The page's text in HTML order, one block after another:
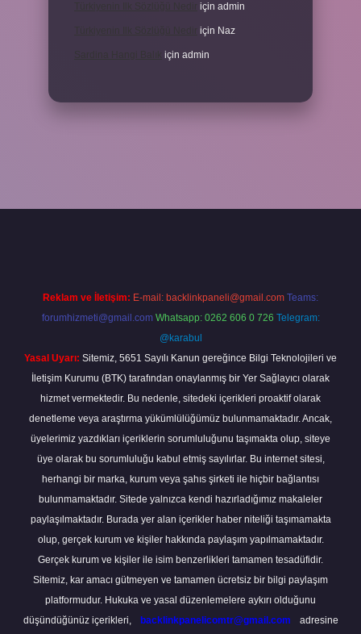
için admin
için Naz
için admin
Reklam ve İletişim: E-mail: backlinkpaneli@gmail.com Teams:
forumhizmeti@gmail.com Whatsapp: 0262 606 0 726 Telegram:
@karabul
Yasal Uyarı: Sitemiz, 5651 Sayılı Kanun gereğince Bilgi Teknolojileri ve
İletişim Kurumu (BTK) tarafından onaylanmış bir Yer Sağlayıcı olarak
hizmet vermektedir. Bu nedenle, sitedeki içerikleri proaktif olarak
denetleme veya araştırma yükümlülüğümüz bulunmamaktadır. Ancak,
üyelerimiz yazdıkları içeriklerin sorumluluğunu taşımakta olup, siteye
üye olarak bu sorumluluğu kabul etmiş sayılırlar. Bu internet sitesi,
herhangi bir marka, kurum veya şahıs şirketi ile hiçbir bağlantısı
bulunmamaktadır. Sitede yalnızca kendi hazırladığımız makaleler
paylaşılmaktadır. Burada yer alan içerikler haber niteliği taşımamakta
olup, gerçek kurum ve kişiler hakkında paylaşım yapılmamaktadır.
Gerçek kurum ve kişiler ile isim benzerlikleri tamamen tesadüfidir.
Sitemiz, kar amacı gütmeyen ve tamamen ücretsiz bir bilgi paylaşım
platformudur. Hukuka ve yasal düzenlemelere aykırı olduğunu
düşündüğünüz içerikleri,
backlinkpanelicomtr@gmail.com adresine